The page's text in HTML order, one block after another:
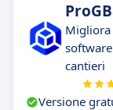
Migliora
cantieri
Versione